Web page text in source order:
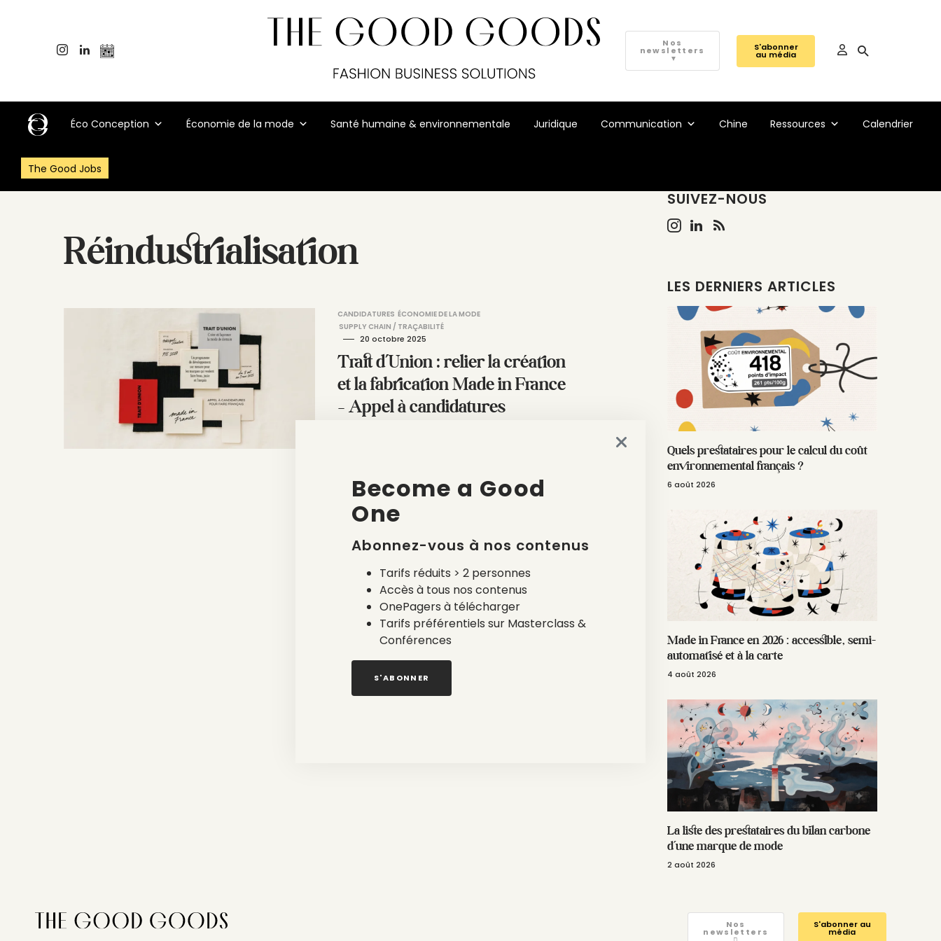
Nos
newsletters
▼
S'abonner
au média
Éco Conception Économie de la mode Santé humaine & environnementale Juridique Communication Chine Ressources Calendrier
The Good Jobs
Réindustrialisation
CANDIDATURES ÉCONOMIE DE LA MODE
SUPPLY CHAIN / TRAÇABILITÉ
20 octobre 2025
Trait d’Union : relier la création
et la fabrication Made in France
– Appel à candidatures
SUIVEZ-NOUS
LES DERNIERS ARTICLES
Quels prestataires pour le calcul du coût
environnemental français ?
6 août 2026
Made in France en 2026 : accessible, semi-
automatisé et à la carte
4 août 2026
La liste des prestataires du bilan carbone
d’une marque de mode
2 août 2026
Nos
newsletters
S'abonner au
média
Become a Good
One
Abonnez-vous à nos contenus
Tarifs réduits > 2 personnes
Accès à tous nos contenus
OnePagers à télécharger
Tarifs préférentiels sur Masterclass &
Conférences
S'ABONNER